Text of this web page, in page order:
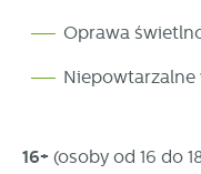
Oprawa
16+ (osoby od 16 do